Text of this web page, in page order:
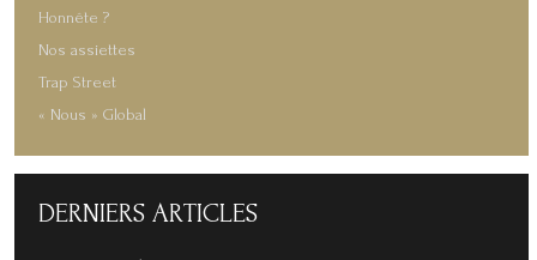
Honnête ?
Nos assiettes
Trap Street
« Nous » Global
DERNIERS ARTICLES